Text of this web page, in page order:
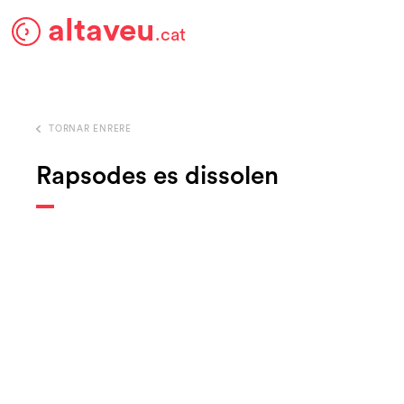
altaveu.cat
TORNAR ENRERE
Rapsodes es dissolen